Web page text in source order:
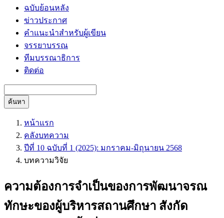
ฉบับย้อนหลัง
ข่าวประกาศ
คำแนะนำสำหรับผู้เขียน
จรรยาบรรณ
ทีมบรรณาธิการ
ติดต่อ
ค้นหา
หน้าแรก
คลังบทความ
ปีที่ 10 ฉบับที่ 1 (2025): มกราคม-มิถุนายน 2568
บทความวิจัย
ความต้องการจำเป็นของการพัฒนาจรณ
ทักษะของผู้บริหารสถานศึกษา สังกัด